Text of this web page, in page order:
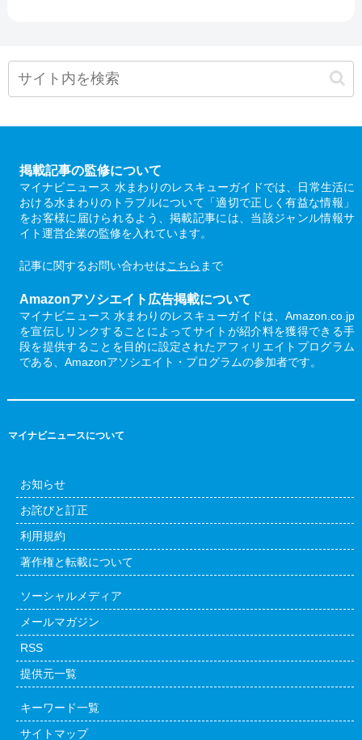
掲載記事の監修について
マイナビニュース 水まわりのレスキューガイドでは、日常生活に
おける水まわりのトラブルについて「適切で正しく有益な情報」
をお客様に届けられるよう、掲載記事には、当該ジャンル情報サ
イト運営企業の監修を入れています。
記事に関するお問い合わせはこちら まで
Amazonアソシエイト広告掲載について
マイナビニュース 水まわりのレスキューガイドは、Amazon.co.jp
を宣伝しリンクすることによってサイトが紹介料を獲得できる手
段を提供することを目的に設定されたアフィリエイトプログラム
である、Amazonアソシエイト・プログラムの参加者です。
マイナビニュースについて
お知らせ
お詫びと訂正
利用規約
著作権と転載について
ソーシャルメディア
メールマガジン
RSS
提供元一覧
キーワード一覧
サイトマップ